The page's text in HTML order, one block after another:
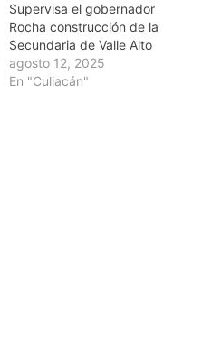
Supervisa el gobernador
Rocha construcción de la
Secundaria de Valle Alto
agosto 12, 2025
En "Culiacán"